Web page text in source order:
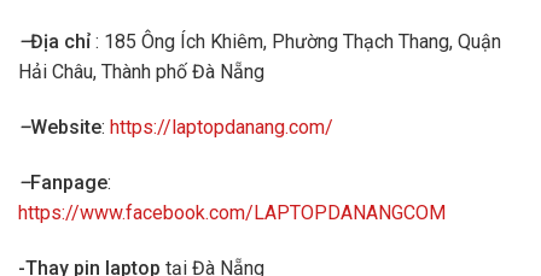
–Địa chỉ : 185 Ông Ích Khiêm, Phường Thạch Thang, Quận
Hải Châu, Thành phố Đà Nẵng
–Website: https://laptopdanang.com/
–Fanpage:
https://www.facebook.com/LAPTOPDANANGCOM
-Thay pin laptop tại Đà Nẵng